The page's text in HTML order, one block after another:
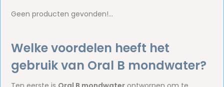
Geen producten gevonden!...
Welke voordelen heeft het
gebruik van Oral B mondwater?